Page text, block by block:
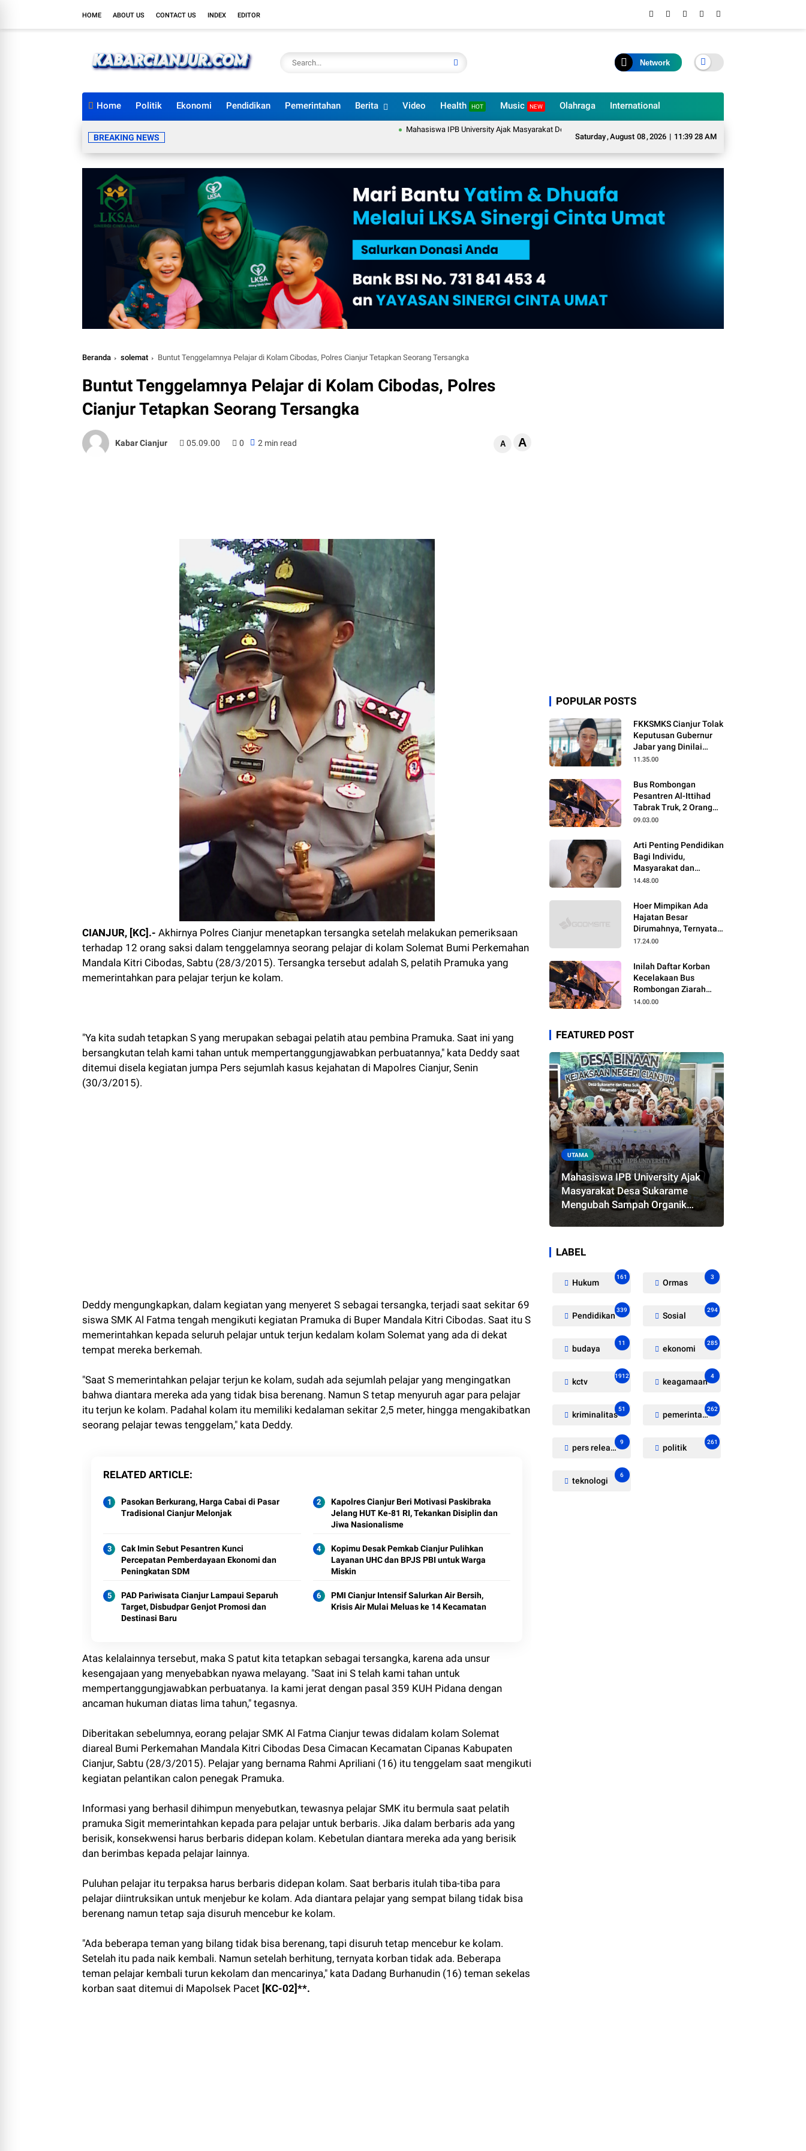
HOME ABOUT US CONTACT US INDEX EDITOR
Network
Home Politik Ekonomi Pendidikan Pemerintahan Berita Video Health HOT Music NEW Olahraga International
Saturday,August 08,2026 | 11:39 29 AM
BREAKING NEWS
Mahasiswa IPB University Ajak Masyarakat Desa Sukarame Mengubah Sampah Organik Menjadi Eco Enzyme yang Memiliki
Beranda solemat Buntut Tenggelamnya Pelajar di Kolam Cibodas, Polres Cianjur Tetapkan Seorang Tersangka
Buntut Tenggelamnya Pelajar di Kolam Cibodas, Polres
Cianjur Tetapkan Seorang Tersangka
Kabar Cianjur 05.09.00 0 2 min read A A
CIANJUR, [KC].- Akhirnya Polres Cianjur menetapkan tersangka setelah melakukan pemeriksaan
terhadap 12 orang saksi dalam tenggelamnya seorang pelajar di kolam Solemat Bumi Perkemahan
Mandala Kitri Cibodas, Sabtu (28/3/2015). Tersangka tersebut adalah S, pelatih Pramuka yang
memerintahkan para pelajar terjun ke kolam.
"Ya kita sudah tetapkan S yang merupakan sebagai pelatih atau pembina Pramuka. Saat ini yang
bersangkutan telah kami tahan untuk mempertanggungjawabkan perbuatannya," kata Deddy saat
ditemui disela kegiatan jumpa Pers sejumlah kasus kejahatan di Mapolres Cianjur, Senin
(30/3/2015).
Deddy mengungkapkan, dalam kegiatan yang menyeret S sebagai tersangka, terjadi saat sekitar 69
siswa SMK Al Fatma tengah mengikuti kegiatan Pramuka di Buper Mandala Kitri Cibodas. Saat itu S
memerintahkan kepada seluruh pelajar untuk terjun kedalam kolam Solemat yang ada di dekat
tempat mereka berkemah.
"Saat S memerintahkan pelajar terjun ke kolam, sudah ada sejumlah pelajar yang mengingatkan
bahwa diantara mereka ada yang tidak bisa berenang. Namun S tetap menyuruh agar para pelajar
itu terjun ke kolam. Padahal kolam itu memiliki kedalaman sekitar 2,5 meter, hingga mengakibatkan
seorang pelajar tewas tenggelam," kata Deddy.
RELATED ARTICLE
Pasokan Berkurang, Harga Cabai di Pasar
Tradisional Cianjur Melonjak
Kapolres Cianjur Beri Motivasi Paskibraka
Jelang HUT Ke-81 RI, Tekankan Disiplin dan
Jiwa Nasionalisme
Cak Imin Sebut Pesantren Kunci
Percepatan Pemberdayaan Ekonomi dan
Peningkatan SDM
Kopimu Desak Pemkab Cianjur Pulihkan
Layanan UHC dan BPJS PBI untuk Warga
Miskin
PAD Pariwisata Cianjur Lampaui Separuh
Target, Disbudpar Genjot Promosi dan
Destinasi Baru
PMI Cianjur Intensif Salurkan Air Bersih,
Krisis Air Mulai Meluas ke 14 Kecamatan
Atas kelalainnya tersebut, maka S patut kita tetapkan sebagai tersangka, karena ada unsur
kesengajaan yang menyebabkan nyawa melayang. "Saat ini S telah kami tahan untuk
mempertanggungjawabkan perbuatanya. Ia kami jerat dengan pasal 359 KUH Pidana dengan
ancaman hukuman diatas lima tahun," tegasnya.
Diberitakan sebelumnya, eorang pelajar SMK Al Fatma Cianjur tewas didalam kolam Solemat
diareal Bumi Perkemahan Mandala Kitri Cibodas Desa Cimacan Kecamatan Cipanas Kabupaten
Cianjur, Sabtu (28/3/2015). Pelajar yang bernama Rahmi Apriliani (16) itu tenggelam saat mengikuti
kegiatan pelantikan calon penegak Pramuka.
Informasi yang berhasil dihimpun menyebutkan, tewasnya pelajar SMK itu bermula saat pelatih
pramuka Sigit memerintahkan kepada para pelajar untuk berbaris. Jika dalam berbaris ada yang
berisik, konsekwensi harus berbaris didepan kolam. Kebetulan diantara mereka ada yang berisik
dan berimbas kepada pelajar lainnya.
Puluhan pelajar itu terpaksa harus berbaris didepan kolam. Saat berbaris itulah tiba-tiba para
pelajar diintruksikan untuk menjebur ke kolam. Ada diantara pelajar yang sempat bilang tidak bisa
berenang namun tetap saja disuruh mencebur ke kolam.
"Ada beberapa teman yang bilang tidak bisa berenang, tapi disuruh tetap mencebur ke kolam.
Setelah itu pada naik kembali. Namun setelah berhitung, ternyata korban tidak ada. Beberapa
teman pelajar kembali turun kekolam dan mencarinya," kata Dadang Burhanudin (16) teman sekelas
korban saat ditemui di Mapolsek Pacet [KC-02]**.
POPULAR POSTS
FKKSMKS Cianjur Tolak
Keputusan Gubernur
Jabar yang Dinilai
Merugikan Sekolah
11.35.00
Bus Rombongan
Pesantren Al-Ittihad
Tabrak Truk, 2 Orang
Meninggal Dunia
09.03.00
Arti Penting Pendidikan
Bagi Individu,
Masyarakat dan
Negara
14.48.00
Hoer Mimpikan Ada
Hajatan Besar
Dirumahnya, Ternyata
Anaknya Pulang Dalam
17.24.00
Inilah Daftar Korban
Kecelakaan Bus
Rombongan Ziarah
Walisongo Pesantren
14.00.00
FEATURED POST
UTAMA
Mahasiswa IPB University Ajak
Masyarakat Desa Sukarame
Mengubah Sampah Organik
LABEL
Hukum
161
Ormas
3
Pendidikan
339
Sosial
294
budaya
11
ekonomi
285
kctv
1912
keagamaan
4
kriminalitas
51
pemerintahan
262
pers release
9
politik
261
teknologi
6